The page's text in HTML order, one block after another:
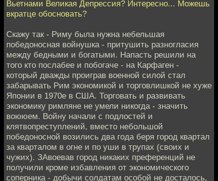
Вьетнами Великая Депрессия? Интересно... Можешь
вкратце обосновать?
Скажу так - Риму была нужна небельшая
победоносная войнушка - притушить разногласия
между бедными и богатыми. Напасть решили на
того кто послабее и побогаче - на Карфаген -
который дважды проиграв военной силой стал
забарывать Рим экономикой и торговлишкой не хуже
Японии в 1970е в США. Торговать и развивать
экономику римляне не умели никогда - значить
воююем. Войну начали с подлостей и
клятвопреступлений, вместо небольшой
победоносной возились два года беря город квартал
за кварталом в огне и по уши в трупах (своих и
чужих). ЗАвоевав город никаких преференций не
получили кроме избавления от экономического
соперника - добычи солдатам особой не досталось,